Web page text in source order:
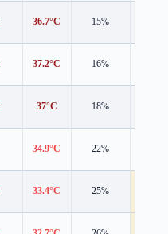
36.7°C 15%
37.2°C 16%
37°C 18%
34.9°C 22%
33.4°C 25%